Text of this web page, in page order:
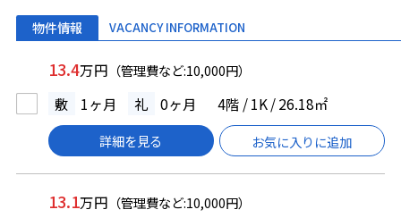
物件情報 VACANCY INFORMATION
13.4万円 （管理費など:10,000円）
敷 1ヶ月 礼 0ヶ月 4階 / 1K / 26.18㎡
詳細を見る お気に入りに追加
13.1万円 （管理費など:10,000円）